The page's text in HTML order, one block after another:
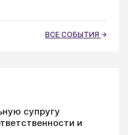
ВСЕ СОБЫТИЯ
супругу
и